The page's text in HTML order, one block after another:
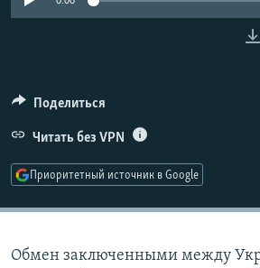
РАСПИСАНИЕ ВЕЩАНИЯ
СОЦИАЛЬНЫЕ СЕТИ
Поделиться
Читать без VPN
Приоритетный источник в Google
Обмен заключенными между